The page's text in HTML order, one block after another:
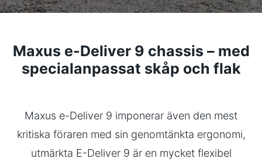
Maxus e-Deliver 9 chassis – med
specialanpassat skåp och flak
Maxus e-Deliver 9 imponerar även den mest
kritiska föraren med sin genomtänkta ergonomi,
utmärkta E-Deliver 9 är en mycket flexibel